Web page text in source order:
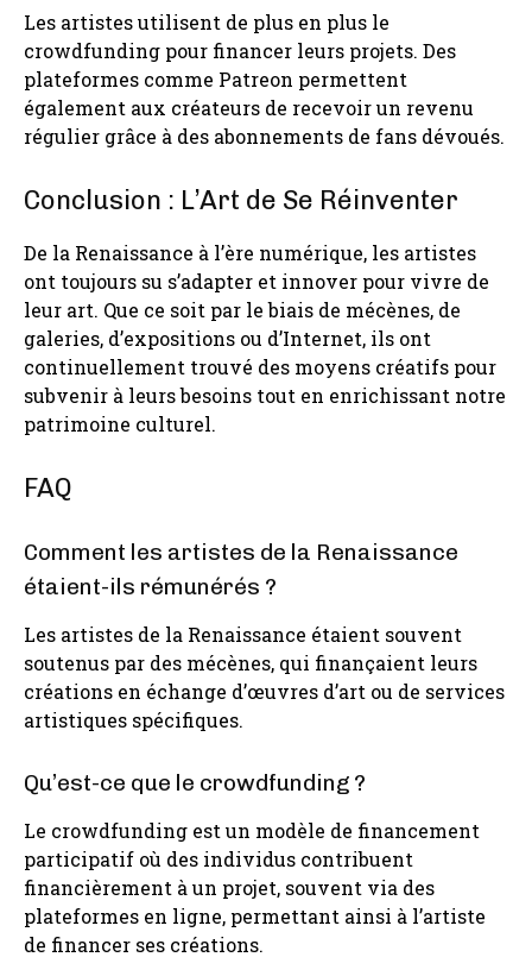
Les artistes utilisent de plus en plus le
crowdfunding pour financer leurs projets. Des
plateformes comme Patreon permettent
également aux créateurs de recevoir un revenu
régulier grâce à des abonnements de fans dévoués.
Conclusion : L’Art de Se Réinventer
De la Renaissance à l’ère numérique, les artistes
ont toujours su s’adapter et innover pour vivre de
leur art. Que ce soit par le biais de mécènes, de
galeries, d’expositions ou d’Internet, ils ont
continuellement trouvé des moyens créatifs pour
subvenir à leurs besoins tout en enrichissant notre
patrimoine culturel.
FAQ
Comment les artistes de la Renaissance
étaient-ils rémunérés ?
Les artistes de la Renaissance étaient souvent
soutenus par des mécènes, qui finançaient leurs
créations en échange d’œuvres d’art ou de services
artistiques spécifiques.
Qu’est-ce que le crowdfunding ?
Le crowdfunding est un modèle de financement
participatif où des individus contribuent
financièrement à un projet, souvent via des
plateformes en ligne, permettant ainsi à l’artiste
de financer ses créations.